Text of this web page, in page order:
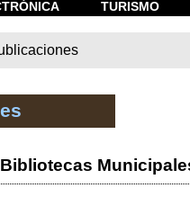
TURISMO
Bibliotecas